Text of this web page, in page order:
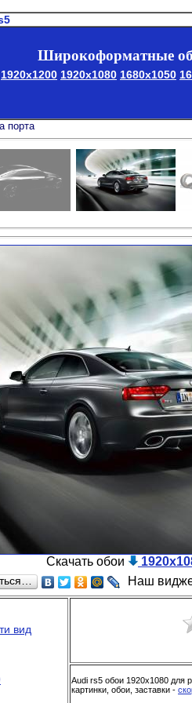
Широкоформатные
1920x1200 1920x1080 1680x1050
порта
Скачать обои
Наш
вид
Аudi rs5 обои 1920x1080 для
картинки, обои, заставки -